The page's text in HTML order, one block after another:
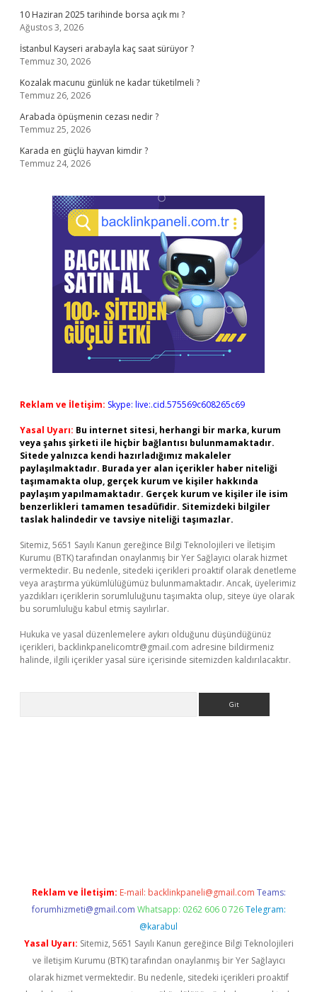
10 Haziran 2025 tarihinde borsa açık mı ?
Ağustos 3, 2026
İstanbul Kayseri arabayla kaç saat sürüyor ?
Temmuz 30, 2026
Kozalak macunu günlük ne kadar tüketilmeli ?
Temmuz 26, 2026
Arabada öpüşmenin cezası nedir ?
Temmuz 25, 2026
Karada en güçlü hayvan kimdir ?
Temmuz 24, 2026
Reklam ve İletişim: Skype: live:.cid.575569c608265c69
Yasal Uyarı: Bu internet sitesi, herhangi bir marka, kurum
veya şahıs şirketi ile hiçbir bağlantısı bulunmamaktadır.
Sitede yalnızca kendi hazırladığımız makaleler
paylaşılmaktadır. Burada yer alan içerikler haber niteliği
taşımamakta olup, gerçek kurum ve kişiler hakkında
paylaşım yapılmamaktadır. Gerçek kurum ve kişiler ile isim
benzerlikleri tamamen tesadüfidir. Sitemizdeki bilgiler
taslak halindedir ve tavsiye niteliği taşımazlar.
Sitemiz, 5651 Sayılı Kanun gereğince Bilgi Teknolojileri ve İletişim
Kurumu (BTK) tarafından onaylanmış bir Yer Sağlayıcı olarak hizmet
vermektedir. Bu nedenle, sitedeki içerikleri proaktif olarak denetleme
veya araştırma yükümlülüğümüz bulunmamaktadır. Ancak, üyelerimiz
yazdıkları içeriklerin sorumluluğunu taşımakta olup, siteye üye olarak
bu sorumluluğu kabul etmiş sayılırlar.
Hukuka ve yasal düzenlemelere aykırı olduğunu düşündüğünüz
içerikleri, backlinkpanelicomtr@gmail.com adresine bildirmeniz
halinde, ilgili içerikler yasal süre içerisinde sitemizden kaldırılacaktır.
Reklam ve İletişim: E-mail: backlinkpaneli@gmail.com Teams:
forumhizmeti@gmail.com Whatsapp: 0262 606 0 726 Telegram:
@karabul
Yasal Uyarı: Sitemiz, 5651 Sayılı Kanun gereğince Bilgi Teknolojileri
ve İletişim Kurumu (BTK) tarafından onaylanmış bir Yer Sağlayıcı
olarak hizmet vermektedir. Bu nedenle, sitedeki içerikleri proaktif